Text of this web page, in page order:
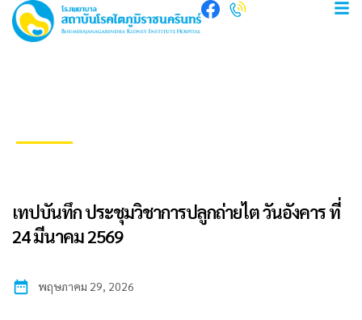
เทปบันทึก ประชุมวิชาการปลูกถ่ายไต วันอังคาร ที่
24 มีนาคม 2569
พฤษภาคม 29, 2026